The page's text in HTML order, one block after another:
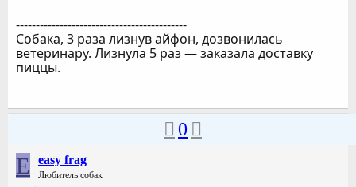
-------------------------------------------
Собака, 3 раза лизнув айфон, дозвонилась
ветеринару. Лизнула 5 раз — заказала доставку
пиццы.
0
E easy frag
Любитель собак